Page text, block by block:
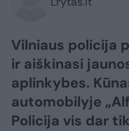
Vilniaus policija
ir aiškinasi
aplinkybes.
automobilyje
Policija vis dar